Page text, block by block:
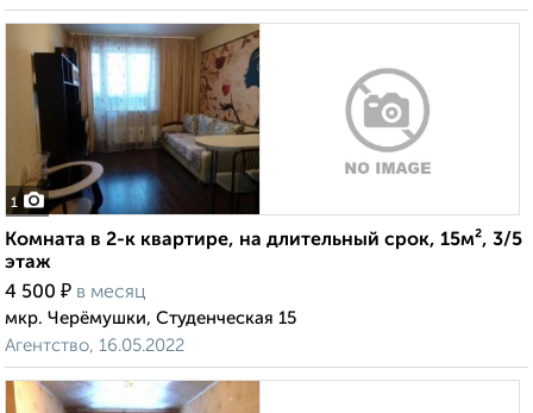
1
Комната в 2-к квартире, на длительный срок, 15м², 3/5
этаж
4 500 ₽ в месяц
мкр. Черёмушки, Студенческая 15
Агентство, 16.05.2022